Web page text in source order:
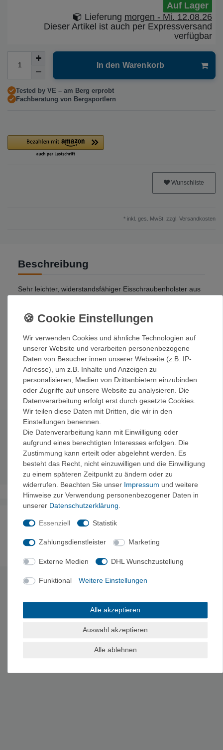
Auf Lager
Lieferung morgen - Mi. 12.08.26
Dieser Artikel ist auch per Expressversand
verfügbar
In den Warenkorb
Tested by VE – am Berg erprobt
Fachberatung von Bergsportlern
Wunschliste
* inkl. ges. MwSt. zzgl. Versandkosten
Beschreibung
Sehr leichter, widerstandsfähiger Eisschraubenholster aus
Schrauben.
Passend für alle gebräuchlichen Eisschrauben!
Das flexible Material schmiegt sich im leeren Zustand
optimal an die Bewegung des Kletterns an und schützt im
befüllten Zustand vor Verletzungen an den Eisschrauben.
Technische Daten
Lieferumfang : 2 Stück
Gewicht: 130g pro Paar
Noch sind keine Bewertungen vorhanden.
Es erfolgt keine Prüfung auf Echtheit der Bewertungen.
Hersteller: Grivel S.r.l., Loc. Champagne 5, 11020 Verrayes, Italia,
Wir verwenden Cookies und ähnliche Technologien auf
unserer Website und verarbeiten personenbezogene
Daten von Besucher:innen unserer Webseite (z.B. IP-
Adresse), um z.B. Inhalte und Anzeigen zu
personalisieren, Medien von Drittanbietern einzubinden
oder Zugriffe auf unsere Website zu analysieren. Die
Datenverarbeitung erfolgt erst durch gesetzte Cookies.
Wir teilen diese Daten mit Dritten, die wir in den
Einstellungen benennen.
Die Datenverarbeitung kann mit Einwilligung oder
aufgrund eines berechtigten Interesses erfolgen. Die
Zustimmung kann erteilt oder abgelehnt werden. Es
besteht das Recht, nicht einzuwilligen und die Einwilligung
zu einem späteren Zeitpunkt zu ändern oder zu
widerrufen. Beachten Sie unser Impressum und weitere
Hinweise zur Verwendung personenbezogener Daten in
unserer Daten­schutz­erklärung
Essenziell Statistik
Zahlungsdienstleister Marketing
Externe Medien DHL Wunschzustellung
Funktional Weitere Einstellungen
Alle akzeptieren
Auswahl akzeptieren
Alle ablehnen